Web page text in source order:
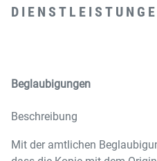
Beglaubigungen
Beschreibung
Mit der amtlichen